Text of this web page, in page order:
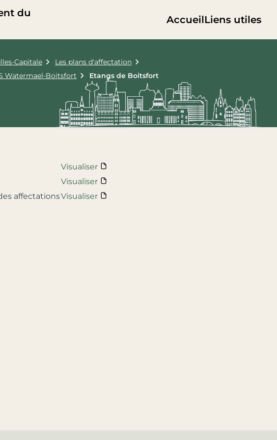
du
AccueilLiens utiles
Capitale
Les plans d'affectation
Watermael-Boitsfort Etangs de Boitsfort
Visualiser
Visualiser
affectationsVisualiser